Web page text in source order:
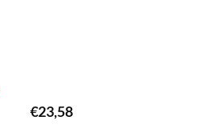
€23,58